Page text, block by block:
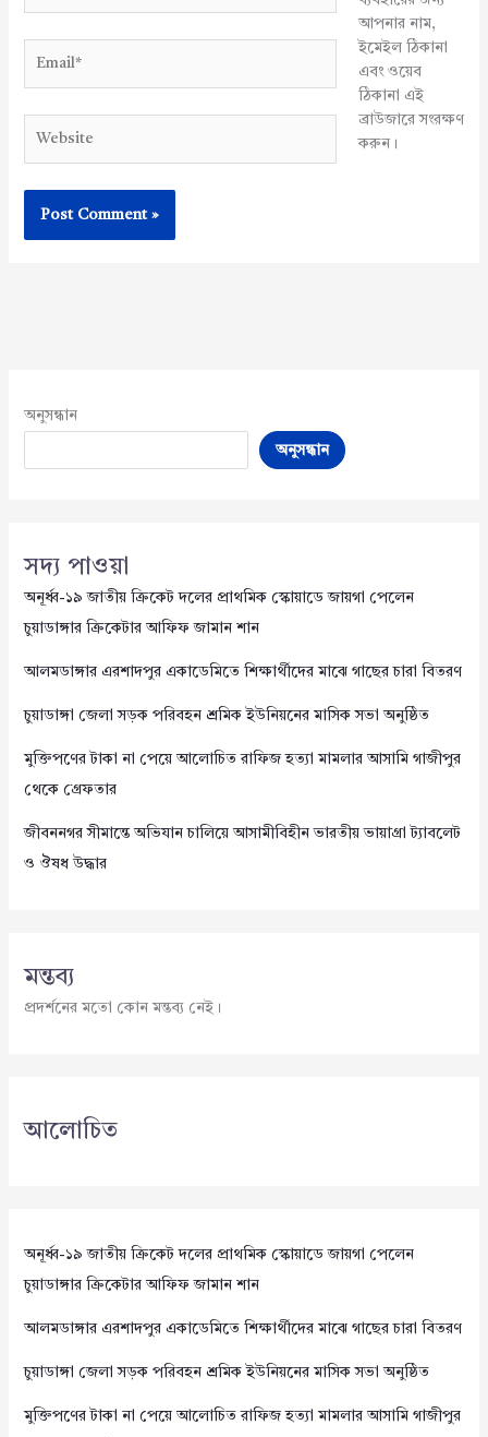
আপনার নাম,
ইমেইল ঠিকানা
এবং ওয়েব
ঠিকানা এই
ব্রাউজারে সংরক্ষণ
করুন।
অনুসন্ধান
অনুসন্ধান
সদ্য পাওয়া
অনূর্ধ্ব-১৯ জাতীয় ক্রিকেট দলের প্রাথমিক স্কোয়াডে জায়গা পেলেন
চুয়াডাঙ্গার ক্রিকেটার আফিফ জামান শান
আলমডাঙ্গার এরশাদপুর একাডেমিতে শিক্ষার্থীদের মাঝে গাছের চারা বিতরণ
চুয়াডাঙ্গা জেলা সড়ক পরিবহন শ্রমিক ইউনিয়নের মাসিক সভা অনুষ্ঠিত
মুক্তিপণের টাকা না পেয়ে আলোচিত রাফিজ হত্যা মামলার আসামি গাজীপুর
থেকে গ্রেফতার
জীবননগর সীমান্তে অভিযান চালিয়ে আসামীবিহীন ভারতীয় ভায়াগ্রা ট্যাবলেট
ও ঔষধ উদ্ধার
মন্তব্য
প্রদর্শনের মতো কোন মন্তব্য নেই।
আলোচিত
অনূর্ধ্ব-১৯ জাতীয় ক্রিকেট দলের প্রাথমিক স্কোয়াডে জায়গা পেলেন
চুয়াডাঙ্গার ক্রিকেটার আফিফ জামান শান
আলমডাঙ্গার এরশাদপুর একাডেমিতে শিক্ষার্থীদের মাঝে গাছের চারা বিতরণ
চুয়াডাঙ্গা জেলা সড়ক পরিবহন শ্রমিক ইউনিয়নের মাসিক সভা অনুষ্ঠিত
মুক্তিপণের টাকা না পেয়ে আলোচিত রাফিজ হত্যা মামলার আসামি গাজীপুর